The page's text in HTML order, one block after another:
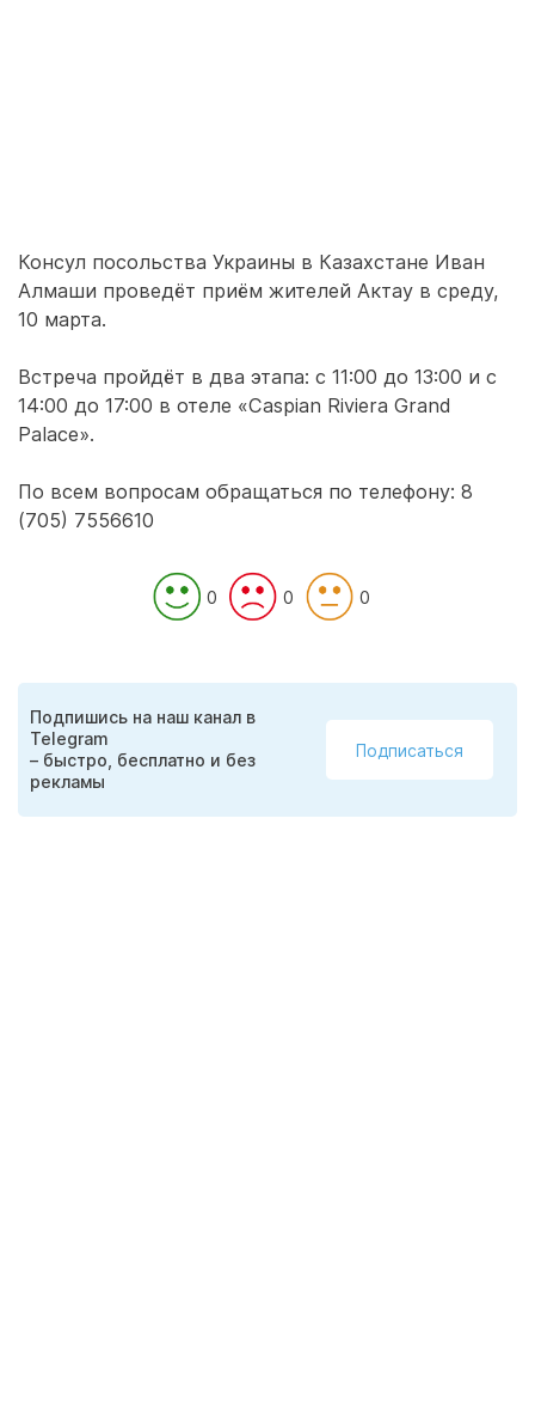
Консул посольства Украины в Казахстане Иван
Алмаши проведёт приём жителей Актау в среду,
10 марта.
Встреча пройдёт в два этапа: с 11:00 до 13:00 и с
14:00 до 17:00 в отеле «Caspian Riviera Grand
Palace».
По всем вопросам обращаться по телефону: 8
(705) 7556610
0 0 0
Подпишись на наш канал в
Telegram
– быстро, бесплатно и без
рекламы
Подписаться